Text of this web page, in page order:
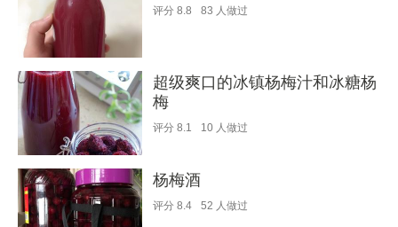
评分 8.8 83 人做过
超级爽口的冰镇杨梅汁和冰糖杨
梅
评分 8.1 10 人做过
杨梅酒
评分 8.4 52 人做过